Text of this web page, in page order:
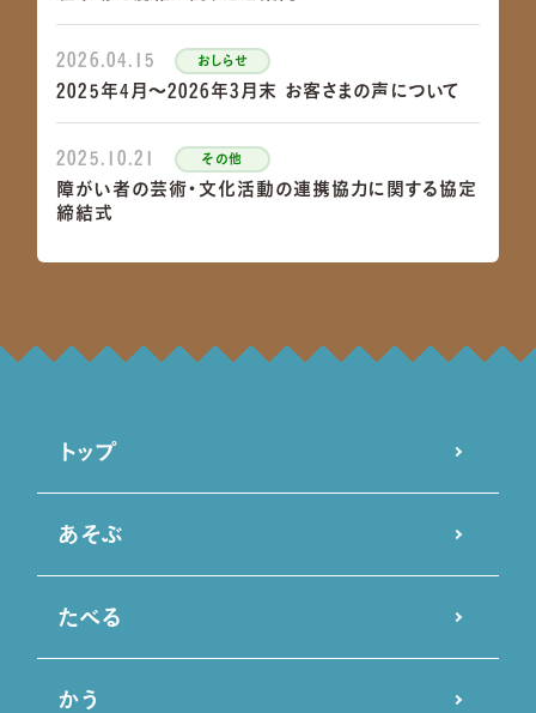
2026.04.15 おしらせ
2025年4月～2026年3月末 お客さまの声について
2025.10.21 その他
​障がい者の芸術・文化活動の連携協力に関する協定
締結式​
2021.07.06 おしらせ
セアカゴケグモにご注意ください
トップ
あそぶ
たべる
かう